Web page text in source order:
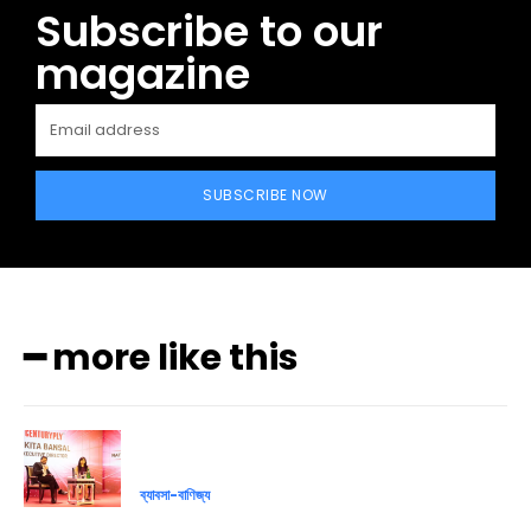
Subscribe to our
magazine
SUBSCRIBE NOW
━ more like this
ব্যাবসা-বাণিজ্য